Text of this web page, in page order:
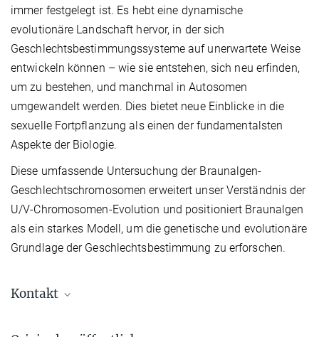
immer festgelegt ist. Es hebt eine dynamische
evolutionäre Landschaft hervor, in der sich
Geschlechtsbestimmungssysteme auf unerwartete Weise
entwickeln können – wie sie entstehen, sich neu erfinden,
um zu bestehen, und manchmal in Autosomen
umgewandelt werden. Dies bietet neue Einblicke in die
sexuelle Fortpflanzung als einen der fundamentalsten
Aspekte der Biologie.
Diese umfassende Untersuchung der Braunalgen-
Geschlechtschromosomen erweitert unser Verständnis der
U/V-Chromosomen-Evolution und positioniert Braunalgen
als ein starkes Modell, um die genetische und evolutionäre
Grundlage der Geschlechtsbestimmung zu erforschen.
Kontakt